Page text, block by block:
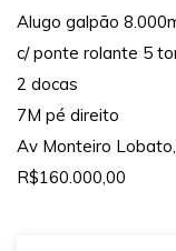
Alugo galpão
c/ ponte rolante 5
2 docas
7M pé direito
Av Monteiro
R$160.000,00